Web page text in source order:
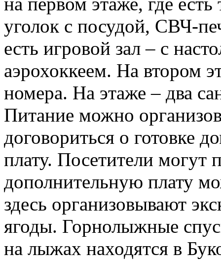
уголок с посудой, СВЧ-
есть игровой зал – с
аэрохоккеем. На втором
номера. На этаже – два
Питание можно
договориться о готовке
плату. Посетители могут
дополнительную плату
здесь организовывают
ягоды. Горнолыжные
на лыжах находятся в